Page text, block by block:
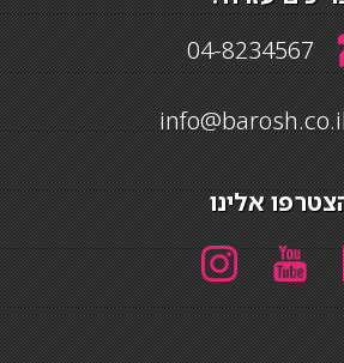
04-8234567
אלינו